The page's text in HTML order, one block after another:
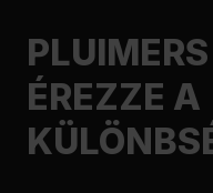
ÉREZZE A